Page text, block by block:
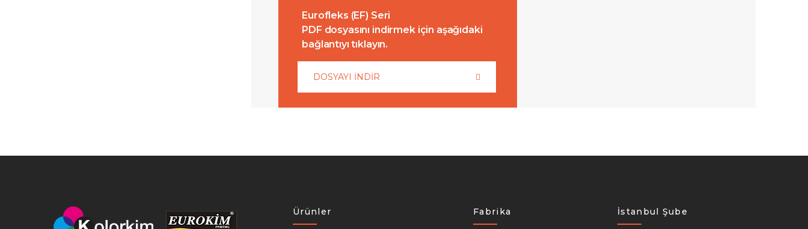
Eurofleks (EF) Seri
PDF dosyasını indirmek için aşağıdaki
bağlantıyı tıklayın.
DOSYAYI İNDİR
Ürünler Fabrika İstanbul Şube